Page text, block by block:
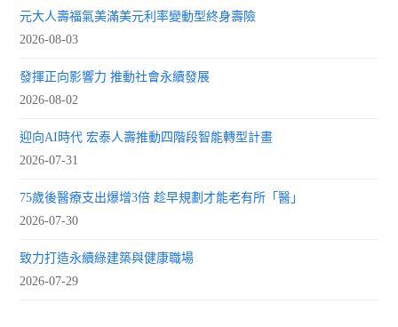
元大人壽福氣美滿美元利率變動型終身壽險
2026-08-03
發揮正向影響力 推動社會永續發展
2026-08-02
迎向AI時代 宏泰人壽推動四階段智能轉型計畫
2026-07-31
75歲後醫療支出爆增3倍 趁早規劃才能老有所「醫」
2026-07-30
致力打造永續綠建築與健康職場
2026-07-29